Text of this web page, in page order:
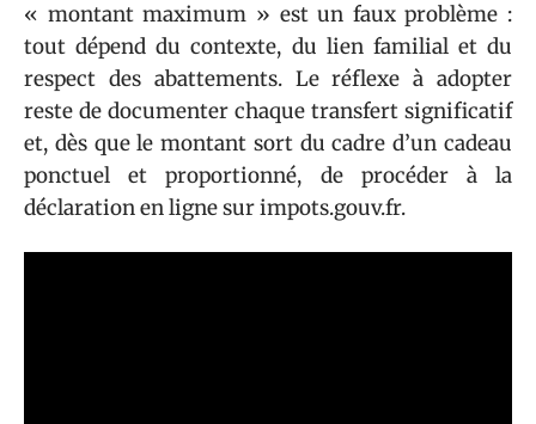
« montant maximum » est un faux problème :
tout dépend du contexte, du lien familial et du
respect des abattements. Le réflexe à adopter
reste de documenter chaque transfert significatif
et, dès que le montant sort du cadre d’un cadeau
ponctuel et proportionné, de procéder à la
déclaration en ligne sur impots.gouv.fr.